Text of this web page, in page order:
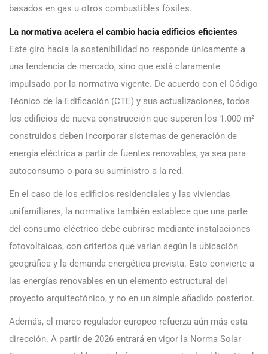
basados en gas u otros combustibles fósiles.
La normativa acelera el cambio hacia edificios eficientes
Este giro hacia la sostenibilidad no responde únicamente a
una tendencia de mercado, sino que está claramente
impulsado por la normativa vigente. De acuerdo con el Código
Técnico de la Edificación (CTE) y sus actualizaciones, todos
los edificios de nueva construcción que superen los 1.000 m²
construidos deben incorporar sistemas de generación de
energía eléctrica a partir de fuentes renovables, ya sea para
autoconsumo o para su suministro a la red.
En el caso de los edificios residenciales y las viviendas
unifamiliares, la normativa también establece que una parte
del consumo eléctrico debe cubrirse mediante instalaciones
fotovoltaicas, con criterios que varían según la ubicación
geográfica y la demanda energética prevista. Esto convierte a
las energías renovables en un elemento estructural del
proyecto arquitectónico, y no en un simple añadido posterior.
Además, el marco regulador europeo refuerza aún más esta
dirección. A partir de 2026 entrará en vigor la Norma Solar